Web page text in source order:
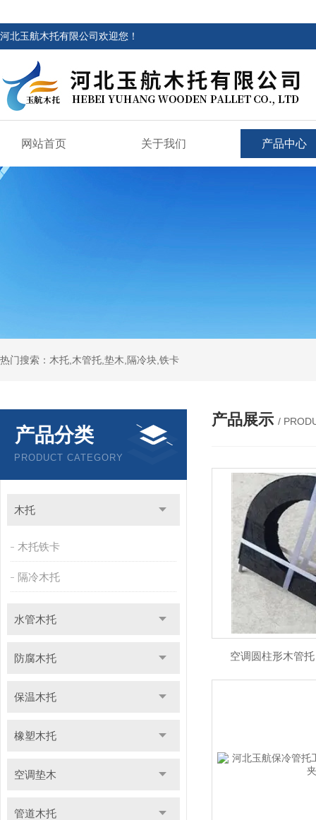
河北玉航木托有限公司欢迎您！
网站首页 关于我们 产品中心
热门搜索：木托,木管托,垫木,隔冷块,铁卡
产品分类
PRODUCT CATEGORY
木托
木托铁卡
隔冷木托
水管木托
防腐木托
保温木托
橡塑木托
空调垫木
管道木托
产品展示 /
空调圆柱形木管